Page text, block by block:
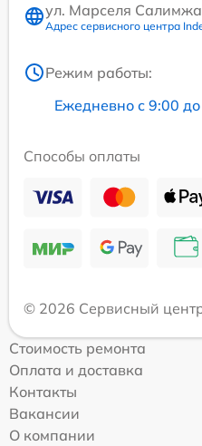
ул. Марселя
Адрес сервисного центра
Режим работы:
Ежедневно с 9:00
Способы оплаты
© 2026 Сервисный
Стоимость ремонта
Оплата и доставка
Контакты
Вакансии
О компании